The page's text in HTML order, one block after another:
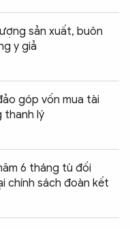
sản xuất, buôn
y giả
góp vốn mua tài
thanh lý
6 tháng tù đối
chính sách đoàn kết